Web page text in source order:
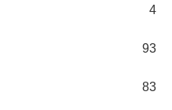
4
93
83